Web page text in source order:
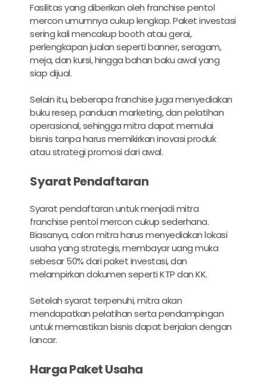
Fasilitas yang diberikan oleh franchise pentol
mercon umumnya cukup lengkap. Paket investasi
sering kali mencakup booth atau gerai,
perlengkapan jualan seperti banner, seragam,
meja, dan kursi, hingga bahan baku awal yang
siap dijual.
Selain itu, beberapa franchise juga menyediakan
buku resep, panduan marketing, dan pelatihan
operasional, sehingga mitra dapat memulai
bisnis tanpa harus memikirkan inovasi produk
atau strategi promosi dari awal.
Syarat Pendaftaran
Syarat pendaftaran untuk menjadi mitra
franchise pentol mercon cukup sederhana.
Biasanya, calon mitra harus menyediakan lokasi
usaha yang strategis, membayar uang muka
sebesar 50% dari paket investasi, dan
melampirkan dokumen seperti KTP dan KK.
Setelah syarat terpenuhi, mitra akan
mendapatkan pelatihan serta pendampingan
untuk memastikan bisnis dapat berjalan dengan
lancar.
Harga Paket Usaha